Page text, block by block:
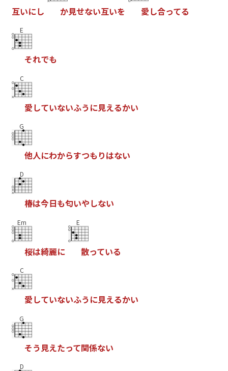
互いにし か見せない互いを 愛し合ってる
E
それでも
C
愛していないふう に見えるかい
G
他人にわからすつもりはない
D
椿は今日も匂いやしない
Em
桜は綺麗に
E
散っている
C
愛していないふう に見えるかい
G
そう 見えたって関係ない
D